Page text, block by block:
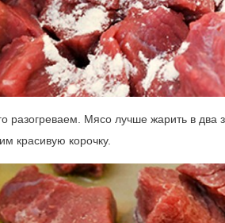
Мясо лучше жарить в два
красивую корочку.